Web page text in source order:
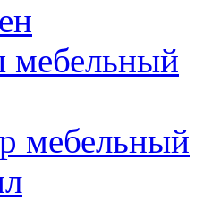
мебельный